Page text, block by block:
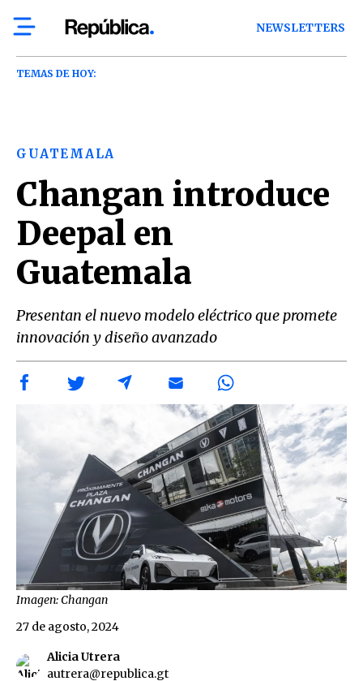
NEWSLETTERS
TEMAS DE HOY:
GUATEMALA
Changan introduce
Deepal en
Guatemala
Presentan el nuevo modelo eléctrico que promete
innovación y diseño avanzado
Imagen: Changan
Alicia Utrera
autrera@republica.gt
27 de agosto, 2024